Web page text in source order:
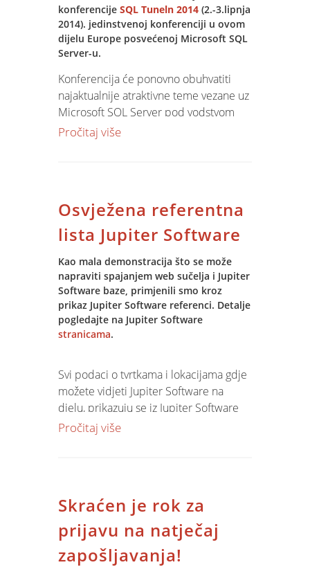
Software-a daje sve relevantne i ažurne
podatke svima koji za to imaju potrebe.
Za dodatne informacije slobodno nas
kontaktirajte
konferencije SQL Tuneln 2014 (2.-3.lipnja
2014). jedinstvenoj konferenciji u ovom
dijelu Europe posvećenoj Microsoft SQL
Server-u.
Konferencija će ponovno obuhvatiti
najaktualnije atraktivne teme vezane uz
Microsoft SQL Server pod vodstvom
najvećih regionalnih i svjetskih
profesionalno bave Microsoft SQL
Serverom, i to kako
administratorima
, tako i
developerimakoji razvijaju aplikacije
na SQL Server platformi.
Ovogodišnja konferencija, kao i sve
prethodne, financijski i moralno su
Rezervirajteu Vašem kalendaru
02.-03.lipnja 2014. godine za najjače
izdanje do sada, i sudjelujte na
konferencija koja će se održati u Hotelu
Pročitaj više
Osvježena referentna
lista Jupiter Software
Kao mala demonstracija što se može
napraviti spajanjem web sučelja i Jupiter
Software baze, primjenili smo kroz
prikaz Jupiter Software referenci. Detalje
pogledajte na Jupiter Software
stranicama.
Svi podaci o tvrtkama i lokacijama gdje
možete vidjeti Jupiter Software na
djelu, prikazuju se iz Jupiter Software
baze u realnom vremenu.
Pročitaj više
Skraćen je rok za
prijavu na natječaj
zapošljavanja!